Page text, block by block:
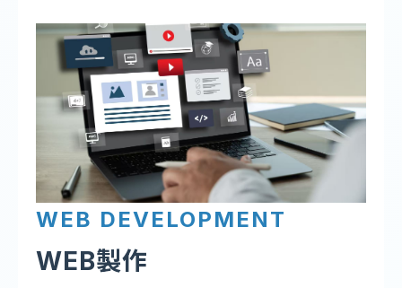
WEB DEVELOPMENT
WEB製作